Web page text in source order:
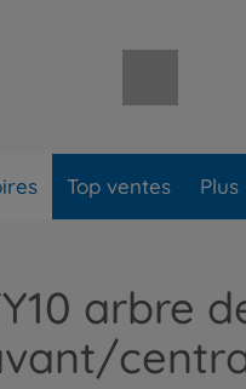
Top ventes Plus
arbre